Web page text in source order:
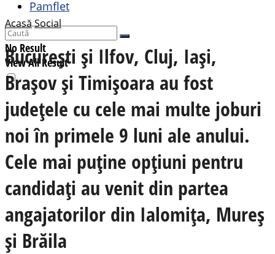
Pamflet
No Result
View All Result
AcasăSocial
București și Ilfov, Cluj, Iași,
Brașov și Timișoara au fost
județele cu cele mai multe joburi
noi în primele 9 luni ale anului.
Cele mai puține opțiuni pentru
candidați au venit din partea
angajatorilor din Ialomița, Mureș
și Brăila